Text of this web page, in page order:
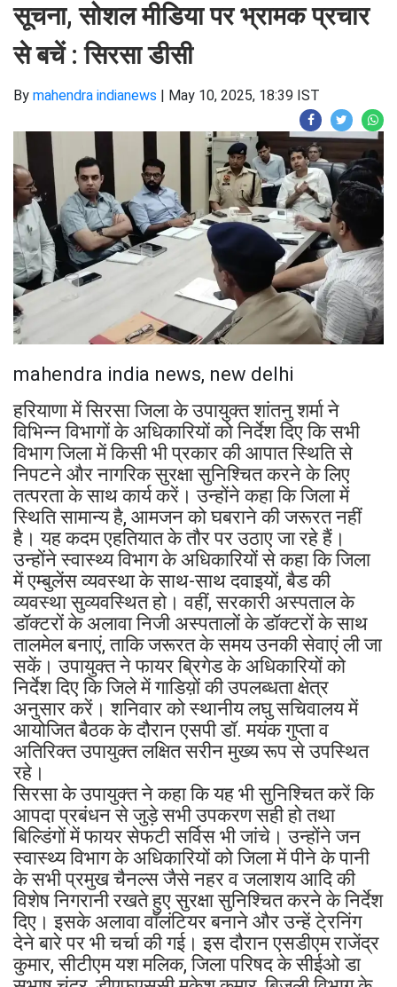
सूचना, सोशल मीडिया पर भ्रामक प्रचार
से बचें : सिरसा डीसी
By mahendra indianews | May 10, 2025, 18:39 IST
mahendra india news, new delhi
हरियाणा में सिरसा जिला के उपायुक्त शांतनु शर्मा ने
विभिन्न विभागों के अधिकारियों को निर्देश दिए कि सभी
विभाग जिला में किसी भी प्रकार की आपात स्थिति से
निपटने और नागरिक सुरक्षा सुनिश्चित करने के लिए
तत्परता के साथ कार्य करें। उन्होंने कहा कि जिला में
स्थिति सामान्य है, आमजन को घबराने की जरूरत नहीं
है। यह कदम एहतियात के तौर पर उठाए जा रहे हैं।
उन्होंने स्वास्थ्य विभाग के अधिकारियों से कहा कि जिला
में एम्बुलेंस व्यवस्था के साथ-साथ दवाइयों, बैड की
व्यवस्था सुव्यवस्थित हो। वहीं, सरकारी अस्पताल के
डॉक्टरों के अलावा निजी अस्पतालों के डॉक्टरों के साथ
तालमेल बनाएं, ताकि जरूरत के समय उनकी सेवाएं ली जा
सकें। उपायुक्त ने फायर ब्रिगेड के अधिकारियों को
निर्देश दिए कि जिले में गाडिय़ों की उपलब्धता क्षेत्र
अनुसार करें। शनिवार को स्थानीय लघु सचिवालय में
आयोजित बैठक के दौरान एसपी डॉ. मयंक गुप्ता व
अतिरिक्त उपायुक्त लक्षित सरीन मुख्य रूप से उपस्थित
रहे।
सिरसा के उपायुक्त ने कहा कि यह भी सुनिश्चित करें कि
आपदा प्रबंधन से जुड़े सभी उपकरण सही हो तथा
बिल्डिंगों में फायर सेफटी सर्विस भी जांचे। उन्होंने जन
स्वास्थ्य विभाग के अधिकारियों को जिला में पीने के पानी
के सभी प्रमुख चैनल्स जैसे नहर व जलाशय आदि की
विशेष निगरानी रखते हुए सुरक्षा सुनिश्चित करने के निर्देश
दिए। इसके अलावा वॉलंटियर बनाने और उन्हें टे्रनिंग
देने बारे पर भी चर्चा की गई। इस दौरान एसडीएम राजेंद्र
कुमार, सीटीएम यश मलिक, जिला परिषद के सीईओ डा